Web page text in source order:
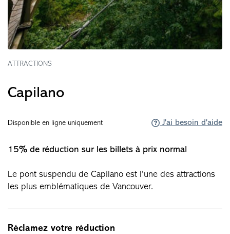
ATTRACTIONS
Capilano
Disponible en ligne uniquement J'ai besoin d'aide
15% de réduction sur les billets à prix normal
Le pont suspendu de Capilano est l'une des attractions
les plus emblématiques de Vancouver.
Réclamez votre réduction